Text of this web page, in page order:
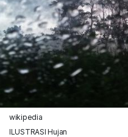
wikipedia
ILUSTRASI Hujan